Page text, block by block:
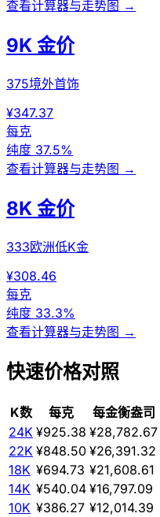
查看计算器与走势图 →
9K 金价
375境外首饰
¥347.37
每克
纯度 37.5%
查看计算器与走势图 →
8K 金价
333欧洲低K金
¥308.46
每克
纯度 33.3%
查看计算器与走势图 →
快速价格对照
K数 每克 每金衡盎司
24K ¥925.38 ¥28,782.67
22K ¥848.50 ¥26,391.32
18K ¥694.73 ¥21,608.61
14K ¥540.04 ¥16,797.09
10K ¥386.27 ¥12,014.39